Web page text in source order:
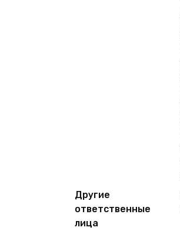
Другие
ответственные
лица